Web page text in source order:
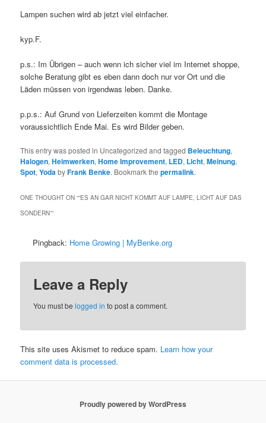
Lampen suchen wird ab jetzt viel einfacher.
kyp.F.
p.s.: Im Übrigen – auch wenn ich sicher viel im Internet shoppe,
solche Beratung gibt es eben dann doch nur vor Ort und die
Läden müssen von irgendwas leben. Danke.
p.p.s.: Auf Grund von Lieferzeiten kommt die Montage
voraussichtlich Ende Mai. Es wird Bilder geben.
This entry was posted in Uncategorized and tagged Beleuchtung,
Halogen,Heimwerken,Home Improvement, LED, Licht,Meinung,
Spot,YodabyFrank Benke. Bookmark thepermalink.
ONE THOUGHT ON ““ES AN GAR NICHT KOMMT AUF LAMPE, LICHT AUF DAS
SONDERN””
Pingback: Home Growing | MyBenke.org
Leave a Reply
You must belogged in to post a comment.
This site uses Akismet to reduce spam. Learn how your
comment data is processed.
Proudly powered by WordPress